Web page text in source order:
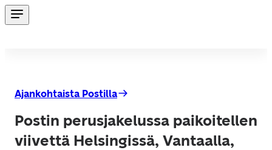
Ajankohtaista Postilla
Postin perusjakelussa paikoitellen
viivettä Helsingissä, Vantaalla,